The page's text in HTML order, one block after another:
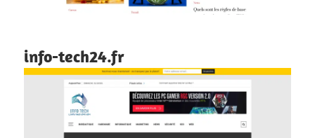
info-tech24.fr